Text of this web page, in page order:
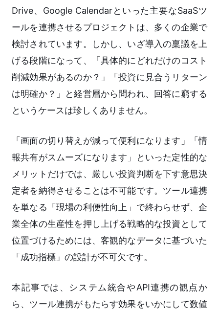
Drive、Google Calendarといった主要なSaaSツ
ールを連携させるプロジェクトは、多くの企業で
検討されています。しかし、いざ導入の稟議を上
げる段階になって、「具体的にどれだけのコスト
削減効果があるのか？」「投資に見合うリターン
は明確か？」と経営層から問われ、回答に窮する
というケースは珍しくありません。
「画面の切り替えが減って便利になります」「情
報共有がスムーズになります」といった定性的な
メリットだけでは、厳しい投資判断を下す意思決
定者を納得させることは不可能です。ツール連携
を単なる「現場の利便性向上」で終わらせず、企
業全体の生産性を押し上げる戦略的な投資として
位置づけるためには、客観的なデータに基づいた
「成功指標」の設計が不可欠です。
本記事では、システム統合やAPI連携の観点か
ら、ツール連携がもたらす効果をいかにして数値